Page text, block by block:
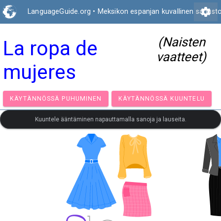
LanguageGuide.org • Meksikon espanjan kuvallinen settings
La ropa de
mujeres
(Naisten
vaatteet)
KÄYTÄNNÖSSÄ PUHUMINEN KÄYTÄNNÖSSÄ
Kuuntele ääntäminen napauttamalla sanoja ja lauseita.